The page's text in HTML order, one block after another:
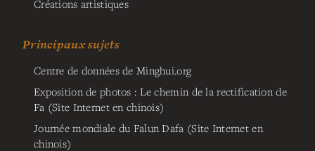
Créations artistiques
Principaux sujets
Centre de données de Minghui.org
Exposition de photos : Le chemin de la rectification de
Fa (Site Internet en chinois)
Journée mondiale du Falun Dafa (Site Internet en
chinois)